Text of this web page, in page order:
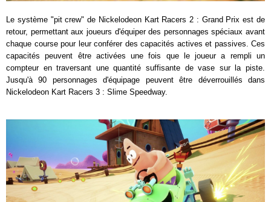
Le système "pit crew" de Nickelodeon Kart Racers 2 : Grand Prix est de
retour, permettant aux joueurs d'équiper des personnages spéciaux avant
chaque course pour leur conférer des capacités actives et passives. Ces
capacités peuvent être activées une fois que le joueur a rempli un
compteur en traversant une quantité suffisante de vase sur la piste.
Jusqu'à 90 personnages d'équipage peuvent être déverrouillés dans
Nickelodeon Kart Racers 3 : Slime Speedway.